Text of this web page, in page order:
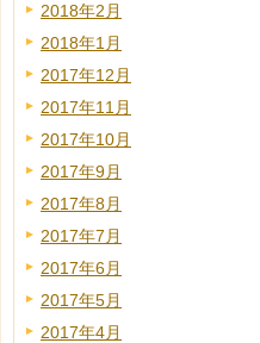
2018年2月
2018年1月
2017年12月
2017年11月
2017年10月
2017年9月
2017年8月
2017年7月
2017年6月
2017年5月
2017年4月